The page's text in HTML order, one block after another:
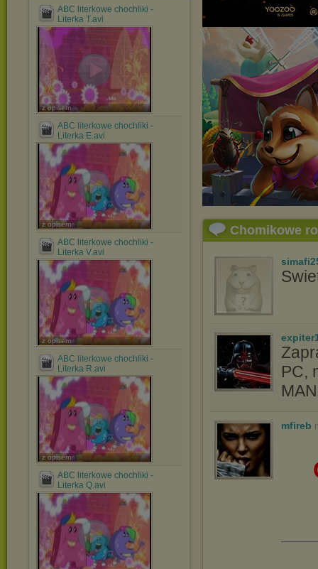
ABC literkowe chochliki -
Literka T.avi
z opisem
ABC literkowe chochliki -
Literka E.avi
z opisem
ABC literkowe chochliki -
Literka V.avi
z opisem
ABC literkowe chochliki -
Literka R.avi
z opisem
ABC literkowe chochliki -
Literka Q.avi
Chomikowe
PC,
mfireb